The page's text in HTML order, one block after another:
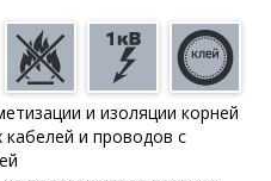
и изоляции корней
и проводов с